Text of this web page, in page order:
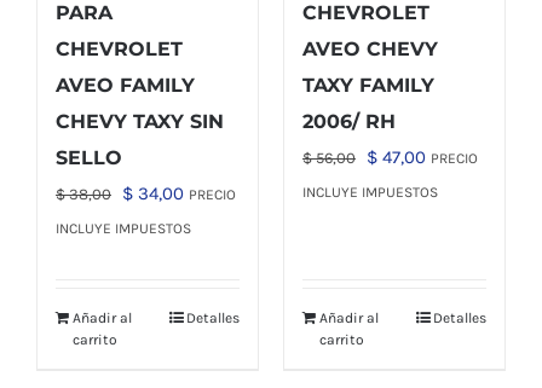
PARA
CHEVROLET
AVEO FAMILY
CHEVY TAXY SIN
SELLO
$38,00
El
precio
$ 38,00.
$ 34,00El
precio
$ 34,00.
PRECIO
INCLUYE IMPUESTOS
Añadir al
carrito
Detalles
CHEVROLET
AVEO CHEVY
TAXY FAMILY
2006/ RH
$56,00
El
precio
$ 47,00El
precio
PRECIO
INCLUYE IMPUESTOS
Añadir al
carrito
Detalles